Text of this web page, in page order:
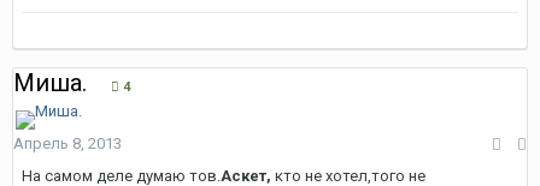
Миша. 4
Апрель 8, 2013
На самом деле думаю тов.Аскет, кто не хотел,того не